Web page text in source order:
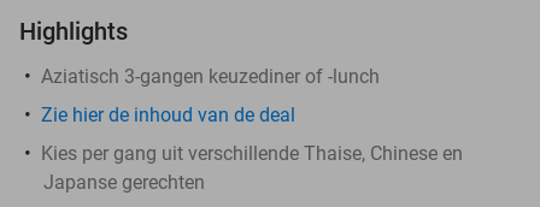
Highlights
Aziatisch 3-gangen keuzediner of -lunch
Zie hier de inhoud van de deal
Kies per gang uit verschillende Thaise, Chinese en
Japanse gerechten